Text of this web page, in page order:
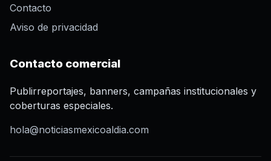
Contacto
Aviso de privacidad
Contacto comercial
Publirreportajes, banners, campañas institucionales y
coberturas especiales.
hola@noticiasmexicoaldia.com